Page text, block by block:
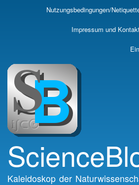
Skip
main
Nutzungsbedingungen/
Impressum und
Kaleidoskop der